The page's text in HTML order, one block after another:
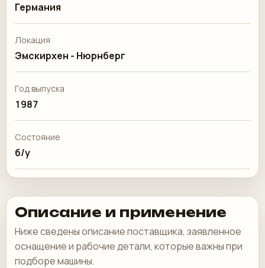
Германия
Локация
Эмскирхен - Нюрнберг
Год выпуска
1987
Состояние
б/у
Описание и применение
Ниже сведены описание поставщика, заявленное
оснащение и рабочие детали, которые важны при
подборе машины.